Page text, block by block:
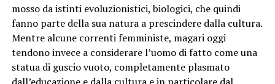
mosso da istinti evoluzionistici, biologici, che quindi
fanno parte della sua natura a prescindere dalla cultura.
Mentre alcune correnti femministe, magari oggi
tendono invece a considerare l’uomo di fatto come una
statua di guscio vuoto, completamente plasmato
dall’educazione e dalla cultura e in particolare dal